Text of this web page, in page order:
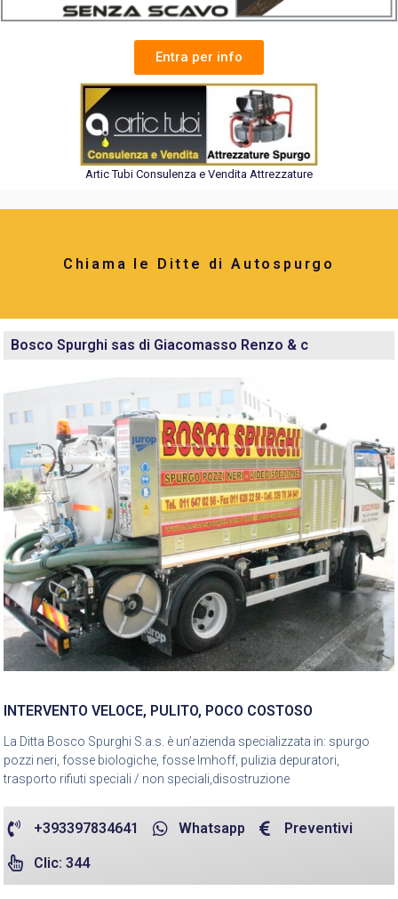
Entra per info
Artic Tubi Consulenza e Vendita Attrezzature
Chiama le Ditte di Autospurgo
Bosco Spurghi sas di Giacomasso Renzo & c
INTERVENTO VELOCE, PULITO, POCO COSTOSO
La Ditta Bosco Spurghi S.a.s. è un’azienda specializzata in: spurgo
pozzi neri, fosse biologiche, fosse Imhoff, pulizia depuratori,
trasporto rifiuti speciali / non speciali,disostruzione
+393397834641 Whatsapp Preventivi
Clic: 344